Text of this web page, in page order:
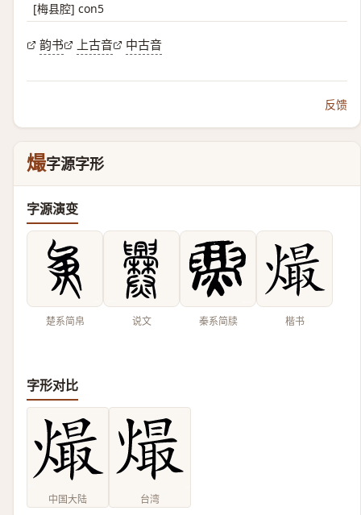
[梅县腔] con5
韵书 上古音 中古音
反馈
熶字源字形
字源演变
楚系简帛 说文 秦系简牍 楷书
字形对比
中国大陆 台湾